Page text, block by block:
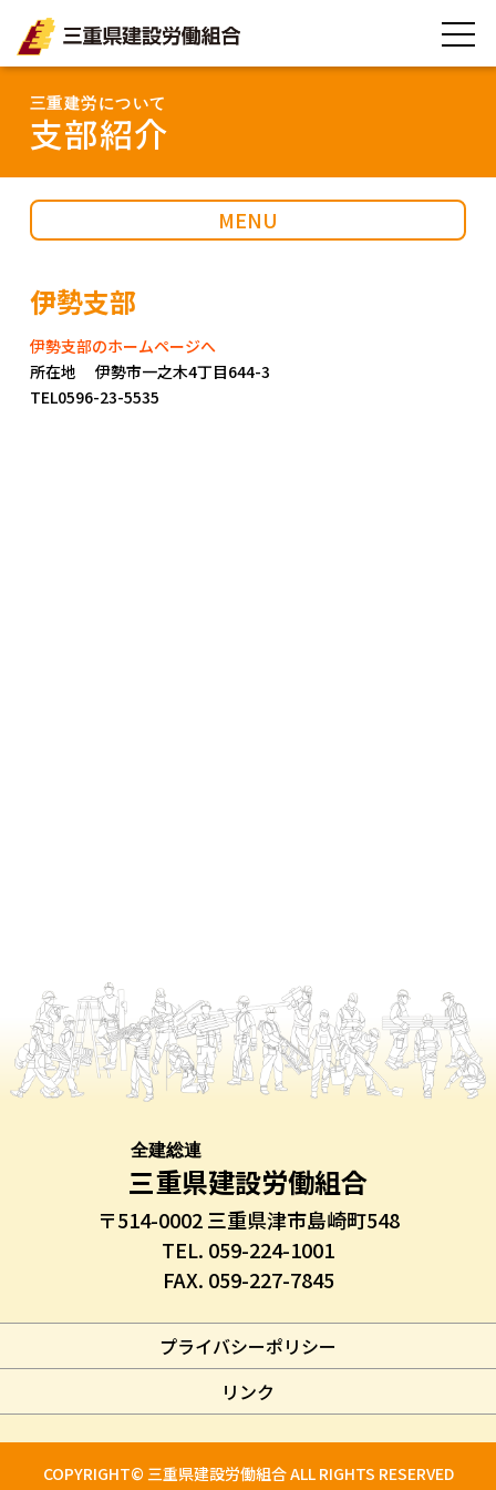
三重県建設労働組合
支部紹介
三重建労について
伊勢支部
伊勢支部のホームページへ
所在地 伊勢市一之木4丁目644-3
TEL0596-23-5535
MENU
全建総連
三重県建設労働組合
〒514-0002 三重県津市島崎町548
TEL. 059-224-1001
FAX. 059-227-7845
プライバシーポリシー
リンク
COPYRIGHT© 三重県建設労働組合 ALL RIGHTS RESERVED